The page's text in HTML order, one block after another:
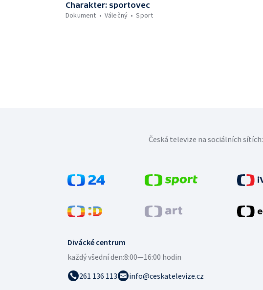
Charakter: sportovec
Dokument
Válečný Sport
Divácké centrum
každý všední den:8:00—16:00 hodin
261 136 113
info@ceskatelevize.cz
Česká televize na sociálních sítích: